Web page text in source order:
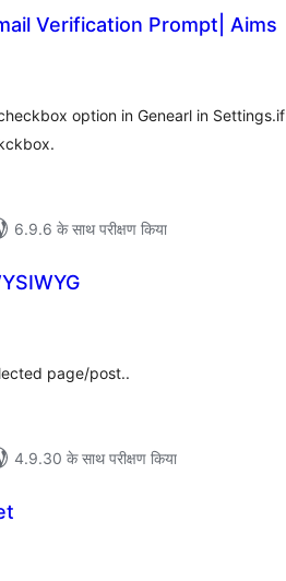
Verification Prompt| Aims
option in Genearl in Settings.if
6.9.6 के साथ परीक्षण किया
page/post..
4.9.30 के साथ परीक्षण किया